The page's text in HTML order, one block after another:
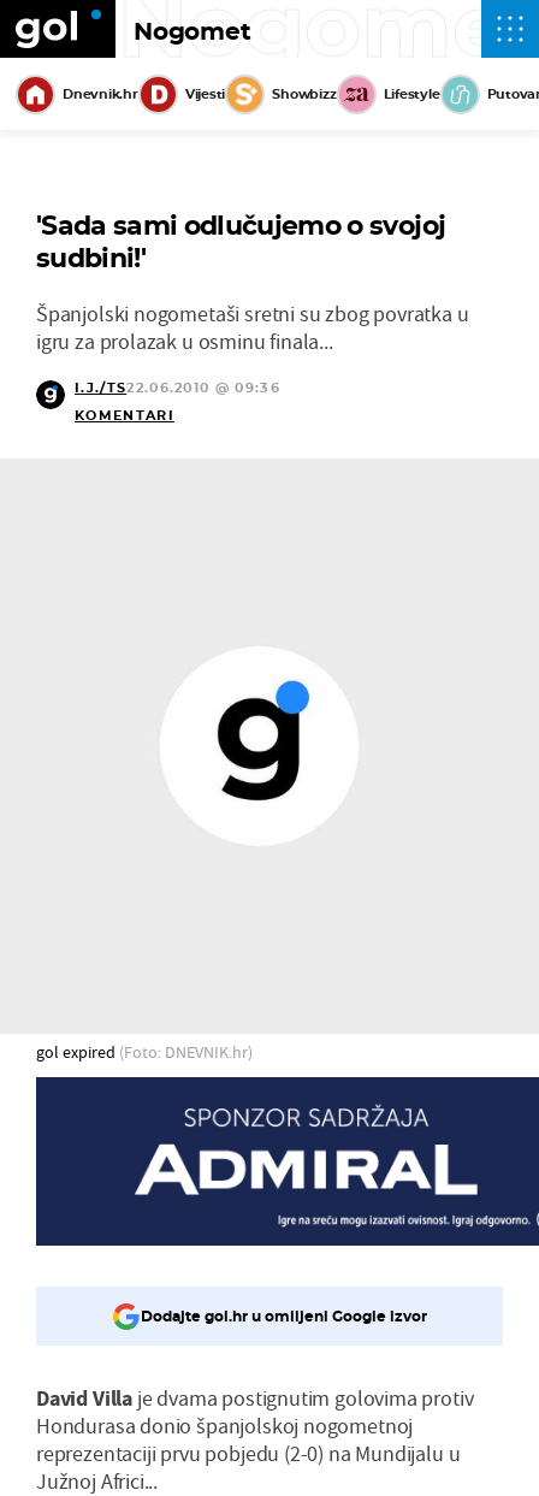
Nogomet
Dnevnik.hr Vijesti Showbizz Lifestyle
'Sada sami odlučujemo o svojoj
sudbini!'
Španjolski nogometaši sretni su zbog povratka u
igru za prolazak u osminu finala...
I.J./TS22.06.2010 @ 09:36
KOMENTARI
gol expired (Foto: DNEVNIK.hr)
Dodajte gol.hr u omiljeni Google izvor
David Villa je dvama postignutim golovima protiv
Hondurasa donio španjolskoj nogometnoj
reprezentaciji prvu pobjedu (2-0) na Mundijalu u
Južnoj Africi...